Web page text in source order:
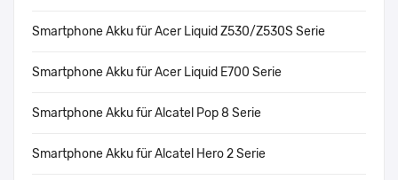
Smartphone Akku für Acer Liquid Z530/Z530S Serie
Smartphone Akku für Acer Liquid E700 Serie
Smartphone Akku für Alcatel Pop 8 Serie
Smartphone Akku für Alcatel Hero 2 Serie